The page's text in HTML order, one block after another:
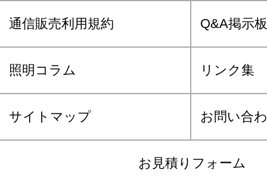
通信販売利用規約 Q&A掲示板
照明コラム リンク集
サイトマップ お問い合
お見積りフォーム